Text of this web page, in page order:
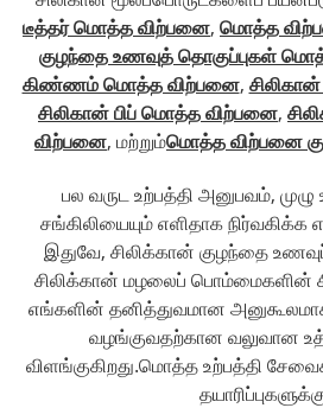
டீத்தர் மொத்த விற்பனை, மொத்த
குழந்தை உணவுத் தொகுப்புகள்
கிண்ணம் மொத்த விற்பனை,
சிலிகான் பிப் மொத்த விற்பனை,
விற்பனை, மற்றும்மொத்த விற்பனை
பல வருட உற்பத்தி அனுபவம்,
சங்கிலியையும் எளிதாக நிர்வகிக்க
இதுவே, சிலிக்கான் குழந்தை
சிலிக்கான் மழலைப் பொம்மைகளின்
எங்களின் தனித்துவமான
வழங்குவதற்கான வலுவான
விளங்குகிறது.மொத்த உற்பத்தி